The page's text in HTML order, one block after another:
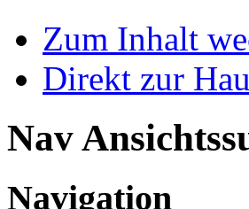
Zum Inhalt
Direkt zur
Nav
Navigation